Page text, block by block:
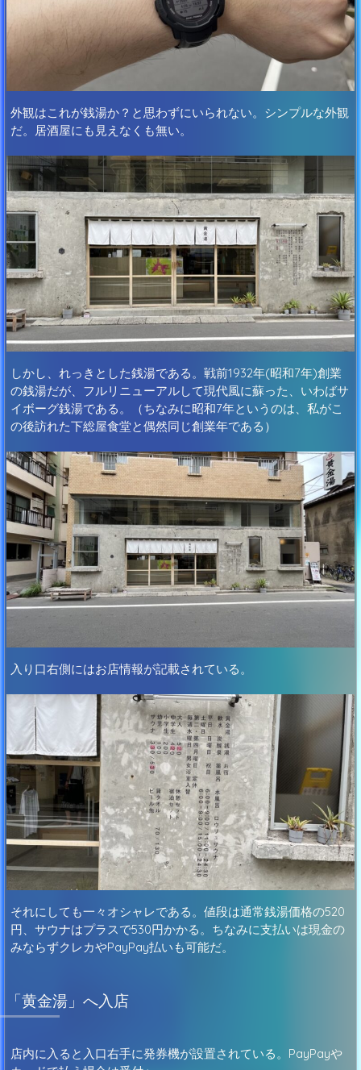
外観はこれが銭湯か？と思わずにいられない。シンプルな外観
だ。居酒屋にも見えなくも無い。
しかし、れっきとした銭湯である。戦前1932年(昭和7年)創業
の銭湯だが、フルリニューアルして現代風に蘇った、いわばサ
イボーグ銭湯である。（ちなみに昭和7年というのは、私がこ
の後訪れた下総屋食堂と偶然同じ創業年である）
入り口右側にはお店情報が記載されている。
それにしても一々オシャレである。値段は通常銭湯価格の520
円、サウナはプラスで530円かかる。ちなみに支払いは現金の
みならずクレカやPayPay払いも可能だ。
「黄金湯」へ入店
店内に入ると入口右手に発券機が設置されている。PayPayや